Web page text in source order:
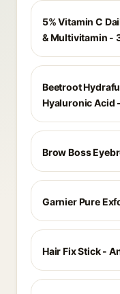
5% Vitamin C
& Multivitamin -
Beetroot
Hyaluronic Acid
Brow Boss
Garnier Pure
Hair Fix Stick -